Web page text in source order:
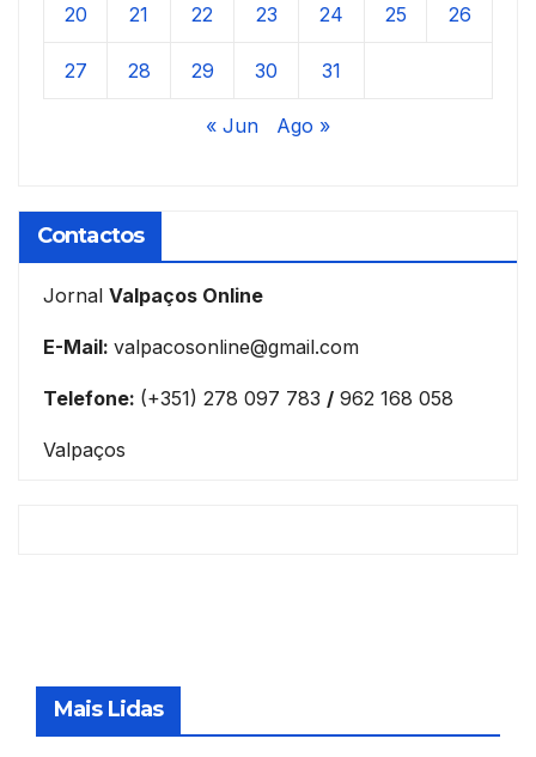
20 21 22 23 24 25 26
27 28 29 30 31
« Jun Ago »
Contactos
Jornal Valpaços Online
E-Mail: valpacosonline@gmail.com
Telefone: (+351) 278 097 783 / 962 168 058
Valpaços
Mais Lidas